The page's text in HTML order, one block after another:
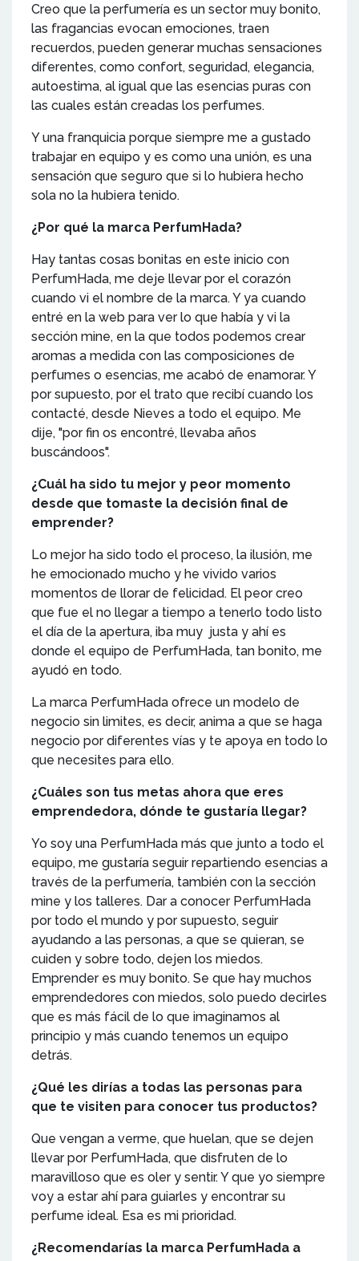
Creo que la perfumería es un sector muy bonito,
las fragancias evocan emociones, traen
recuerdos, pueden generar muchas sensaciones
diferentes, como confort, seguridad, elegancia,
autoestima, al igual que las esencias puras con
las cuales están creadas los perfumes.
Y una franquicia porque siempre me a gustado
trabajar en equipo y es como una unión, es una
sensación que seguro que si lo hubiera hecho
sola no la hubiera tenido.
¿Por qué la marca PerfumHada?
Hay tantas cosas bonitas en este inicio con
PerfumHada, me deje llevar por el corazón
cuando vi el nombre de la marca. Y ya cuando
entré en la web para ver lo que había y vi la
sección mine, en la que todos podemos crear
aromas a medida con las composiciones de
perfumes o esencias, me acabó de enamorar. Y
por supuesto, por el trato que recibí cuando los
contacté, desde Nieves a todo el equipo. Me
dije, "por fin os encontré, llevaba años
buscándoos".
¿Cuál ha sido tu mejor y peor momento
desde que tomaste la decisión final de
emprender?
Lo mejor ha sido todo el proceso, la ilusión, me
he emocionado mucho y he vivido varios
momentos de llorar de felicidad. El peor creo
que fue el no llegar a tiempo a tenerlo todo listo
el día de la apertura, iba muy justa y ahí es
donde el equipo de PerfumHada, tan bonito, me
ayudó en todo.
La marca PerfumHada ofrece un modelo de
negocio sin limites, es decir, anima a que se haga
negocio por diferentes vías y te apoya en todo lo
que necesites para ello.
¿Cuáles son tus metas ahora que eres
emprendedora, dónde te gustaría llegar?
Yo soy una PerfumHada más que junto a todo el
equipo, me gustaría seguir repartiendo esencias a
través de la perfumería, también con la sección
mine y los talleres. Dar a conocer PerfumHada
por todo el mundo y por supuesto, seguir
ayudando a las personas, a que se quieran, se
cuiden y sobre todo, dejen los miedos.
Emprender es muy bonito. Se que hay muchos
emprendedores con miedos, solo puedo decirles
que es más fácil de lo que imaginamos al
principio y más cuando tenemos un equipo
detrás.
¿Qué les dirías a todas las personas para
que te visiten para conocer tus productos?
Que vengan a verme, que huelan, que se dejen
llevar por PerfumHada, que disfruten de lo
maravilloso que es oler y sentir. Y que yo siempre
voy a estar ahí para guiarles y encontrar su
perfume ideal. Esa es mi prioridad.
¿Recomendarías la marca PerfumHada a